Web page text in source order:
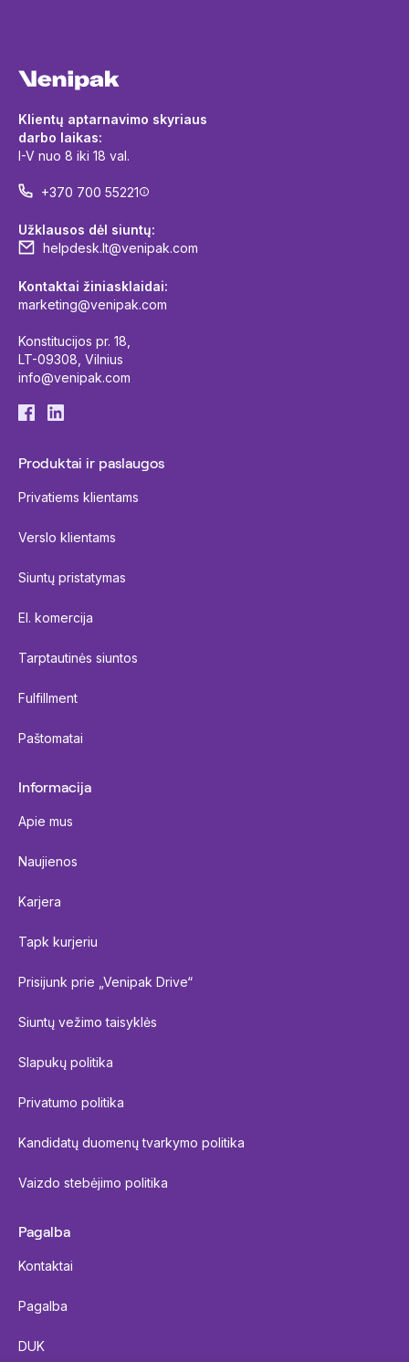
Klientų aptarnavimo skyriaus
darbo laikas:
I-V nuo 8 iki 18 val.
+370 700 55221
Užklausos dėl siuntų:
helpdesk.lt@venipak.com
Kontaktai žiniasklaidai:
marketing@venipak.com
Konstitucijos pr. 18,
LT-09308, Vilnius
info@venipak.com
Produktai ir paslaugos
Privatiems klientams
Verslo klientams
Siuntų pristatymas
El. komercija
Tarptautinės siuntos
Fulfillment
Paštomatai
Informacija
Apie mus
Naujienos
Karjera
Tapk kurjeriu
Prisijunk prie „Venipak Drive“
Siuntų vežimo taisyklės
Slapukų politika
Privatumo politika
Kandidatų duomenų tvarkymo politika
Vaizdo stebėjimo politika
Pagalba
Kontaktai
Pagalba
DUK